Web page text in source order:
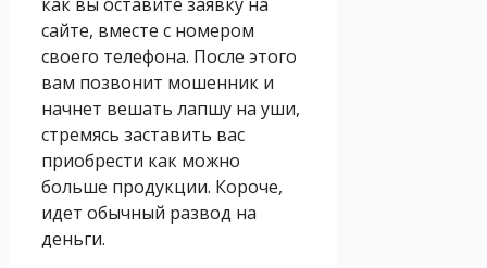
сайте, вместе с номером
своего телефона. После этого
вам позвонит мошенник и
начнет вешать лапшу на уши,
стремясь заставить вас
приобрести как можно
больше продукции. Короче,
идет обычный развод на
деньги.